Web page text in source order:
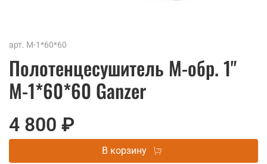
арт. М-1*60*60
Полотенцесушитель М-обр. 1"
М-1*60*60 Ganzer
4 800 ₽
В корзину